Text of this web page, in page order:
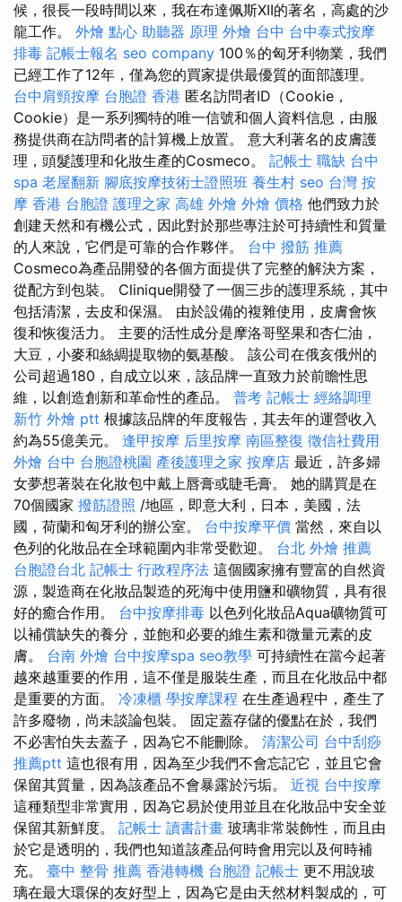
候，很長一段時間以來，我在布達佩斯XII的著名，高處的沙
龍工作。 外燴 點心 助聽器 原理 外燴 台中 台中泰式按摩
排毒 記帳士報名 seo company 100％的匈牙利物業，我們
已經工作了12年，僅為您的買家提供最優質的面部護理。
台中肩頸按摩 台胞證 香港 匿名訪問者ID（Cookie，
Cookie）是一系列獨特的唯一信號和個人資料信息，由服
務提供商在訪問者的計算機上放置。 意大利著名的皮膚護
理，頭髮護理和化妝生產的Cosmeco。 記帳士 職缺 台中
spa 老屋翻新 腳底按摩技術士證照班 養生村 seo 台灣 按
摩 香港 台胞證 護理之家 高雄 外燴 外燴 價格 他們致力於
創建天然和有機公式，因此對於那些專注於可持續性和質量
的人來說，它們是可靠的合作夥伴。 台中 撥筋 推薦
Cosmeco為產品開發的各個方面提供了完整的解決方案，
從配方到包裝。 Clinique開發了一個三步的護理系統，其中
包括清潔，去皮和保濕。 由於設備的複雜使用，皮膚會恢
復和恢復活力。 主要的活性成分是摩洛哥堅果和杏仁油，
大豆，小麥和絲綢提取物的氨基酸。 該公司在俄亥俄州的
公司超過180，自成立以來，該品牌一直致力於前瞻性思
維，以創造創新和革命性的產品。 普考 記帳士 經絡調理
新竹 外燴 ptt 根據該品牌的年度報告，其去年的運營收入
約為55億美元。 逢甲按摩 后里按摩 南區整復 徵信社費用
外燴 台中 台胞證桃園 產後護理之家 按摩店 最近，許多婦
女夢想著裝在化妝包中戴上唇膏或睫毛膏。 她的購買是在
70個國家 撥筋證照 /地區，即意大利，日本，美國，法
國，荷蘭和匈牙利的辦公室。 台中按摩平價 當然，來自以
色列的化妝品在全球範圍內非常受歡迎。 台北 外燴 推薦
台胞證台北 記帳士 行政程序法 這個國家擁有豐富的自然資
源，製造商在化妝品製造的死海中使用鹽和礦物質，具有很
好的癒合作用。 台中按摩排毒 以色列化妝品Aqua礦物質可
以補償缺失的養分，並飽和必要的維生素和微量元素的皮
膚。 台南 外燴 台中按摩spa seo教學 可持續性在當今起著
越來越重要的作用，這不僅是服裝生產，而且在化妝品中都
是重要的方面。 冷凍櫃 學按摩課程 在生產過程中，產生了
許多廢物，尚未談論包裝。 固定蓋存儲的優點在於，我們
不必害怕失去蓋子，因為它不能刪除。 清潔公司 台中刮痧
推薦ptt 這也很有用，因為至少我們不會忘記它，並且它會
保留其質量，因為該產品不會暴露於污垢。 近視 台中按摩
這種類型非常實用，因為它易於使用並且在化妝品中安全並
保留其新鮮度。 記帳士 讀書計畫 玻璃非常裝飾性，而且由
於它是透明的，我們也知道該產品何時會用完以及何時補
充。 臺中 整骨 推薦 香港轉機 台胞證 記帳士 更不用說玻
璃在最大環保的友好型上，因為它是由天然材料製成的，可